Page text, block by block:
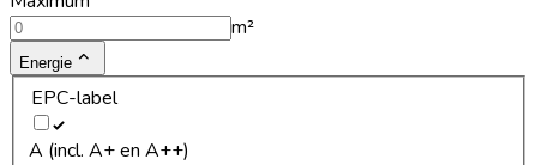
m²
Energie
EPC-label
A (incl. A+ en A++)